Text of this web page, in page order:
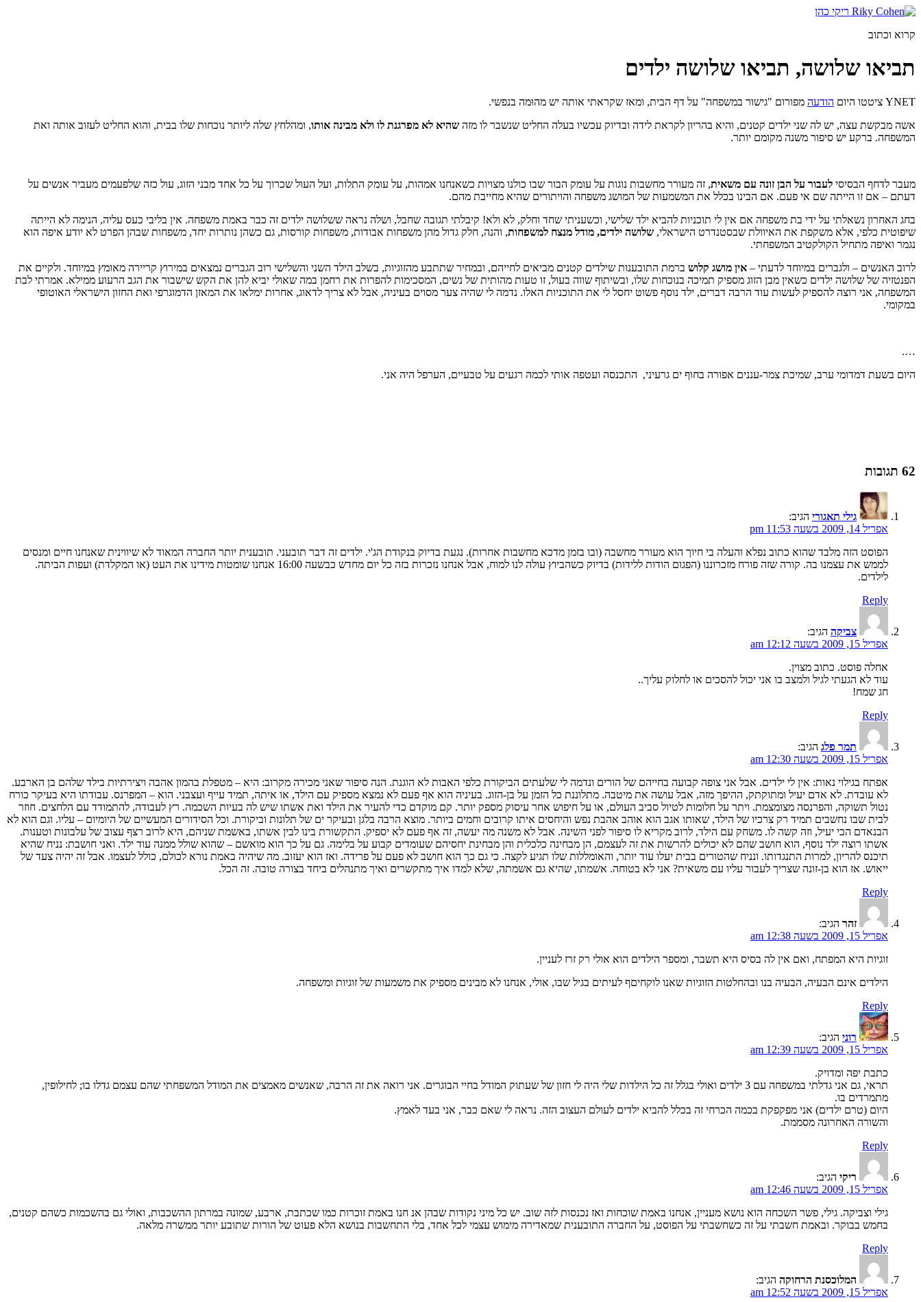
דלג
קרוא וכתוב
תביאו שלושה, תביאו שלושה ילדים
YNET ציטטו היום הודעה מפורום "גישור במשפחה" על דף הבית, ומאז שקראתי אותה יש מהוּמה בנפשי.
אשה מבקשת עצה, יש לה שני ילדים קטנים, והיא בהריון לקראת לידה ובדיוק עכשיו בעלה החליט שנשבר לו מזה שהיא לא מפרגנת לו ולא מבינה אותו, ומהלחץ שלה ליותר נוכחות שלו בבית, והוא החליט לעזוב אותה ואת
המשפחה. ברקע יש סיפור משנה מקומם יותר.
מעבר לדחף הבסיסי לעבור על הבן זונה עם משאית, זה מעורר מחשבות נוגות על עומק הבור שבו כולנו מצויות כשאנחנו אמהות, על עומק התלות, ועל העול שכרוך על כל אחד מבני הזוג, עול כזה שלפעמים מעביר אנשים על
דעתם – אם זו הייתה שם אי פעם. אם הבינו בכלל את המשמעות של המושג משפחה והויתורים שהיא מחייבת מהם.
בחג האחרון נשאלתי על ידי בת משפחה אם אין לי תוכניות להביא ילד שלישי, וכשעניתי שחד וחלק, לא ולא! קיבלתי תגובה שחבל, ושלה נראה ששלושה ילדים זה כבר באמת משפחה. אין בליבי כעס עליה, הנימה לא הייתה
שיפוטית כלפי, אלא משקפת את האיוולת שבסטנדרט הישראלי, שלושה ילדים, מודל מנצח למשפחות, והנה, חלק גדול מהן משפחות אבודות, משפחות קורסות, גם כשהן נותרות יחד, משפחות שבהן הפרט לא יודע איפה הוא
נגמר ואיפה מתחיל הקולקטיב המשפחתי.
לרוב האנשים – ולגברים במיוחד לדעתי – אין מושג קלוש ברמת התובענות שילדים קטנים מביאים לחייהם, ובמחיר שתתבע מהזוגיות, בשלב הילד השני והשלישי רוב הגברים נמצאים במירוץ קריירה מאומץ במיוחד. ולקיים את
הפנטזיה של שלושה ילדים כשאין מבן הזוג מספיק תמיכה בנוכחות שלו, ובשיתוף שווה בעול, זו טעות מהותית של נשים, המסכימות להפרות את רחמן במה שאולי יביא להן את הקש שישבור את הגב הרעוע ממילא. אמרתי לבת
המשפחה, אני רוצה להספיק לעשות עוד הרבה דברים, ילד נוסף פשוט יחסל לי את התוכניות האלו. נדמה לי שהיה צער מסוים בעיניה, אבל לא צריך לדאוג, אחרות ימלאו את המאזן הדמוגרפי ואת החזון הישראלי האוטופי
במקומי.
….
היום בשעת דמדומי ערב, שמיכת צמר-עננים אפורה בחוף ים גרעיני, התכנסה ועטפה אותי לכמה רגעים על טבעיים, הערפל היה אני.
62 תגובות
גילי תאגורי הגיב:
אפריל 14, 2009 בשעה 11:53 pm
הפוסט הזה מלבד שהוא כתוב נפלא והעלה בי חיוך הוא מעורר מחשבה (ובו בזמן מדכא מחשבות אחרות). נגעת בדיוק בנקודת הג'י. ילדים זה דבר תובעני. תובענית יותר החברה המאוד לא שיווינית שאנחנו חיים ומנסים
לממש את עצמנו בה. קורה שזה פורח מזכרוננו (הפגום הודות ללידות) בדיוק כשהביוץ עולה לנו למוח, אבל אנחנו נזכרות בזה כל יום מחדש כבשעה 16:00 אנחנו שומטות מידינו את העט (או המקלדת) ועפות הביתה.
לילדים.
Reply
צביקה הגיב:
אפריל 15, 2009 בשעה 12:12 am
אחלה פוסט. כתוב מצוין.
עוד לא הגעתי לגיל ולמצב בו אני יכול להסכים או לחלוק עליך..
חג שמח!
Reply
תמר פלג הגיב:
אפריל 15, 2009 בשעה 12:30 am
אפתח בגילוי נאות: אין לי ילדים. אבל אני צופה קבועה בחייהם של הורים ונדמה לי שלעתים הביקורת כלפי האבות לא הוגנת. הנה סיפור שאני מכירה מקרוב: היא – מטפלת בהמון אהבה ויצירתיות בילד שלהם בן הארבע.
לא עובדת. לא אדם יעיל ומתוקתק, ההיפך מזה, אבל עושה את מיטבה. מתלוננת כל הזמן על בן-הזוג. בעיניה הוא אף פעם לא נמצא מספיק עם הילד, או איתה, תמיד עייף ועצבני. הוא – המפרנס. עבודתו היא בעיקר כורח
נטול תשוקה, והפרנסה מצומצמת. ויתר על חלומות לטיול סביב העולם, או על חיפוש אחר עיסוק מספק יותר. קם מוקדם כדי להעיר את הילד ואת אשתו שיש לה בעיות השכמה. רץ לעבודה, להתמודד עם הלחצים. חוזר
לבית שבו נחשבים תמיד רק צרכיו של הילד, שאותו אגב הוא אוהב אהבת נפש והיחסים איתו קרובים וחמים ביותר. מוצא הרבה בלגן ובעיקר ים של תלונות וביקורת. וכל הסידורים המעשיים של היומיום – עליו. וגם הוא לא
הבנאדם הכי יעיל, וזה קשה לו. משחק עם הילד, לרוב מקריא לו סיפור לפני השינה. אבל לא משנה מה יעשה, זה אף פעם לא יספיק. התקשורת בינו לבין אשתו, באשמת שניהם, היא לרוב רצף עצוב של עלבונות וטענות.
אשתו רוצה ילד נוסף, הוא חושב שהם לא יכולים להרשות את זה לעצמם, הן מבחינה כלכלית והן מבחינת יחסיהם שעומדים קבוע על בלימה. גם על כך הוא מואשם – שהוא שולל ממנה עוד ילד. ואני חושבת: נניח שהיא
תיכנס להריון, למרות התנגדותו. ונניח שהטורים בבית יעלו עוד יותר, והאומללות שלו תגיע לקצה. כי גם כך הוא חושב לא פעם על פרידה. ואז הוא יעזוב. מה שיהיה באמת נורא לכולם, כולל לעצמו. אבל זה יהיה צעד של
ייאוש. אז הוא בן-זונה שצריך לעבור עליו עם משאית? אני לא בטוחה. אשמתו, שהיא גם אשמתה, שלא למדו איך מתקשרים ואיך מתנהלים ביחד בצורה טובה. זה הכל.
Reply
זהר הגיב:
אפריל 15, 2009 בשעה 12:38 am
זוגיות היא המפתח, ואם אין לה בסיס היא תשבר, ומספר הילדים הוא אולי רק זרז לעניין.
הילדים אינם הבעיה, הבעיה בנו ובהחלטות הזוגיות שאנו לוקחיםף לעיתים בגיל שבו, אולי, אנחנו לא מבינים מספיק את משמעות של זוגיות ומשפחה.
Reply
רוני הגיב:
אפריל 15, 2009 בשעה 12:39 am
כתבת יפה ומדויק.
תראי, גם אני גדלתי במשפחה עם 3 ילדים ואולי בגלל זה כל הילדות שלי היה לי חזון של שעתוק המודל בחיי הבוגרים. אני רואה את זה הרבה, שאנשים מאמצים את המודל המשפחתי שהם עצמם גדלו בו; לחילופין,
מתמרדים בו.
היום (טרם ילדים) אני מפקפקת בכמה הכרחי זה בכלל להביא ילדים לעולם העצוב הזה. נראה לי שאם כבר, אני בעד לאמץ.
והשורה האחרונה מסממת.
Reply
ריקי הגיב:
אפריל 15, 2009 בשעה 12:46 am
גילי וצביקה. גילי, פשר השכחה הוא נושא מעניין, אנחנו באמת שוכחות ואז נכנסות לזה שוב. יש כל מיני נקודות שבהן אנ חנו באמת זוכרות כמו שכתבת, ארבע, שמונה במרתון ההשכבות, ואולי גם בהשכמות כשהם קטנים,
בחמש בבוקר. ובאמת חשבתי על זה כשחשבתי על הפוסט, על החברה התובענית שמאדירה מימוש עצמי לכל אחד, בלי התחשבות בנושא הלא פעוט של הורות שתובע יותר ממשרה מלאה.
Reply
המלוכסנת הרחוקה הגיב:
אפריל 15, 2009 בשעה 12:52 am